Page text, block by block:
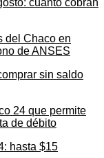
del Chaco en
de ANSES
24 que permite
de débito